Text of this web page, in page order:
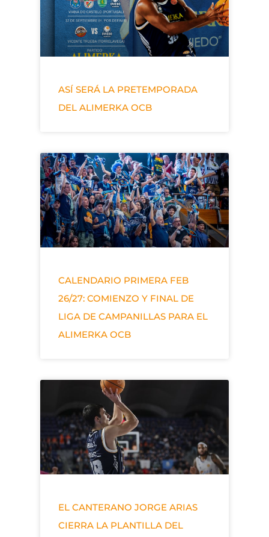
ASÍ SERÁ LA PRETEMPORADA
DEL ALIMERKA OCB
CALENDARIO PRIMERA FEB
26/27: COMIENZO Y FINAL DE
LIGA DE CAMPANILLAS PARA EL
ALIMERKA OCB
EL CANTERANO JORGE ARIAS
CIERRA LA PLANTILLA DEL